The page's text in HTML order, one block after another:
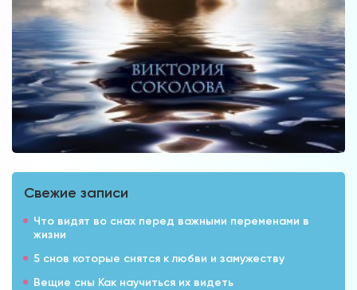
Свежие записи
Что видят во снах перед важными переменами в
жизни
5 снов которые снятся к любви и замужеству
Вещие сны Как научиться их видеть